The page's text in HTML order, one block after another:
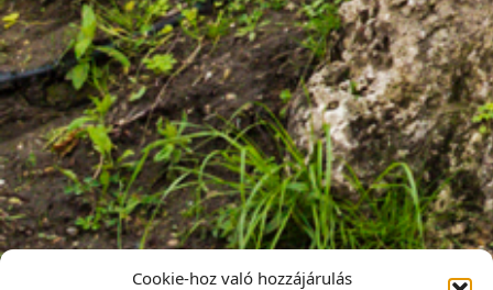
Cookie-hoz való hozzájárulás